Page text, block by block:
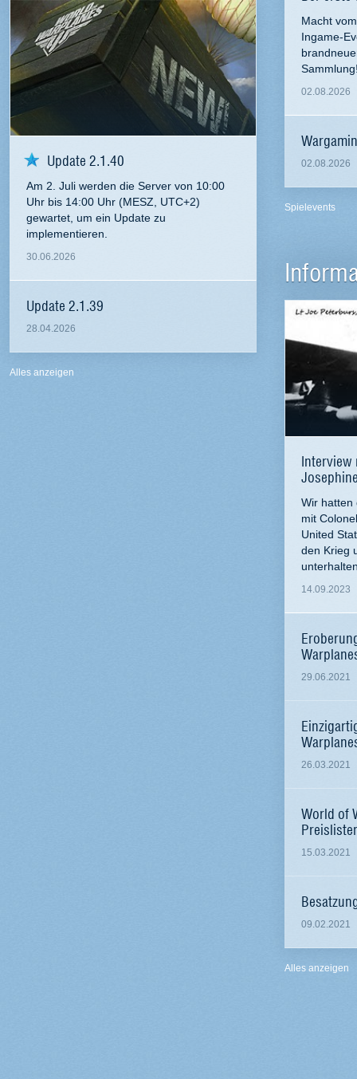
Update 2.1.40
Am 2. Juli werden die Server von 10:00
Uhr bis 14:00 Uhr (MESZ, UTC+2)
gewartet, um ein Update zu
implementieren.
30.06.2026
Update 2.1.39
28.04.2026
Alles anzeigen
Macht
Ingame-
02.08.2026
02.08.2026
Spielevents
Interview
Wir hatten
mit
United
den Krieg
14.09.2023
29.06.2021
26.03.2021
World of
15.03.2021
09.02.2021
Alles anzeigen